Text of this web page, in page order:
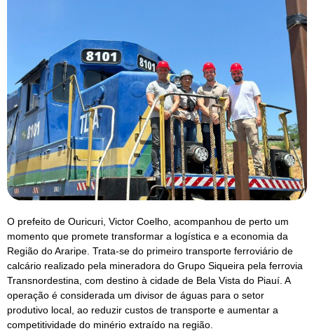
O prefeito de Ouricuri, Victor Coelho, acompanhou de perto um
momento que promete transformar a logística e a economia da
Região do Araripe. Trata-se do primeiro transporte ferroviário de
calcário realizado pela mineradora do Grupo Siqueira pela ferrovia
Transnordestina, com destino à cidade de Bela Vista do Piauí. A
operação é considerada um divisor de águas para o setor
produtivo local, ao reduzir custos de transporte e aumentar a
competitividade do minério extraído na região.